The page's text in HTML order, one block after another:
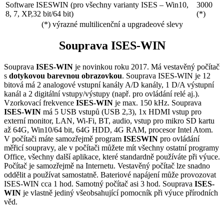
Software ISESWIN (pro všechny varianty ISES – Win10,
8, 7, XP,32 bit/64 bit)
3000
(*)
(*) výrazné multilicenční a upgradeové slevy
Souprava ISES-WIN
Souprava ISES-WIN je novinkou roku 2017. Má vestavěný počítač
s dotykovou barevnou obrazovkou. Souprava ISES-WIN je 12
bitová má 2 analogové vstupní kanály A/D kanály, 1 D/A výstupní
kanál a 2 digitální vstupy/výstupy (např. pro ovládání relé aj.).
Vzorkovací frekvence ISES-WIN je max. 150 kHz. Souprava
ISES-WIN má 5 USB vstupů (USB 2,3), 1x HDMI vstup pro
externí monitor, LAN, Wi-Fi, BT, audio, vstup pro mikro SD kartu
až 64G, Win10/64 bit, 64G HDD, 4G RAM, procesor Intel Atom.
V počítači máte samozřejmě program ISESWIN pro ovládání
měřicí soupravy, ale v počítači můžete mít všechny ostatní programy
Office, všechny další aplikace, které standardně používáte při výuce.
Počítač je samozřejmě na Internetu. Vestavěný počítač lze snadno
oddělit a používat samostatně. Bateriové napájení může provozovat
ISES-WIN cca 1 hod. Samotný počítač asi 3 hod. Souprava ISES-
WIN je vlastně jediný všeobsahující pomocník při výuce přírodních
věd.